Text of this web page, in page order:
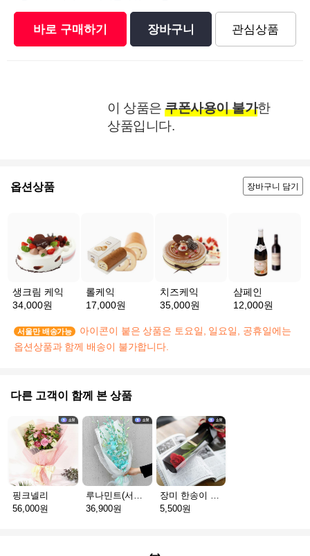
바로 구매하기 장바구니 관심상품
이 상품은 쿠폰사용이 불가한
상품입니다.
옵션상품 장바구니 담기
생크림 케익
34,000원
롤케익
17,000원
치즈케익
35,000원
샴페인
12,000원
서울만 배송가능
아이콘이 붙은 상품은 토요일, 일요일, 공휴일에는
옵션상품과 함께 배송이 불가합니다.
다른 고객이 함께 본 상품
핑크넬리
56,000원
36,900원
5,500원